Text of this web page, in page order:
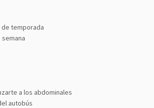
de temporada
a los abdominales
autobús